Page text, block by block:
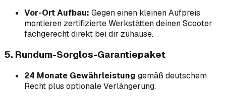
Vor-Ort Aufbau: Gegen einen kleinen Aufpreis
montieren zertifizierte Werkstätten deinen Scooter
fachgerecht direkt bei dir zuhause.
5. Rundum-Sorglos-Garantiepaket
24 Monate Gewährleistung gemäß deutschem
Recht plus optionale Verlängerung.